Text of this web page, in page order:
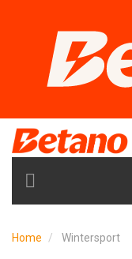
TOGGLE
NAVIGATION
Home Wintersport